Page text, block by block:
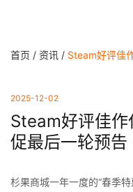
首页 / 资讯 /
2025-12-02
Steam好评佳作
促最后一轮预
杉果商城一年一度的“春季